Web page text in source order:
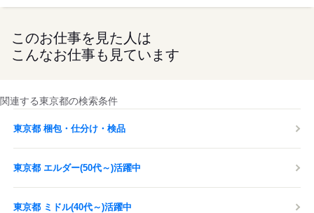
このお仕事を見た人は
こんなお仕事も見ています
関連する東京都の検索条件
東京都 梱包・仕分け・検品
東京都 エルダー(50代～)活躍中
東京都 ミドル(40代～)活躍中